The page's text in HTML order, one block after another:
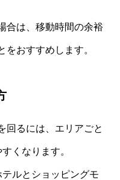
合は、移動時間の余裕
をおすすめします。
回るには、エリアごと
くなります。
ルとショッピングモ